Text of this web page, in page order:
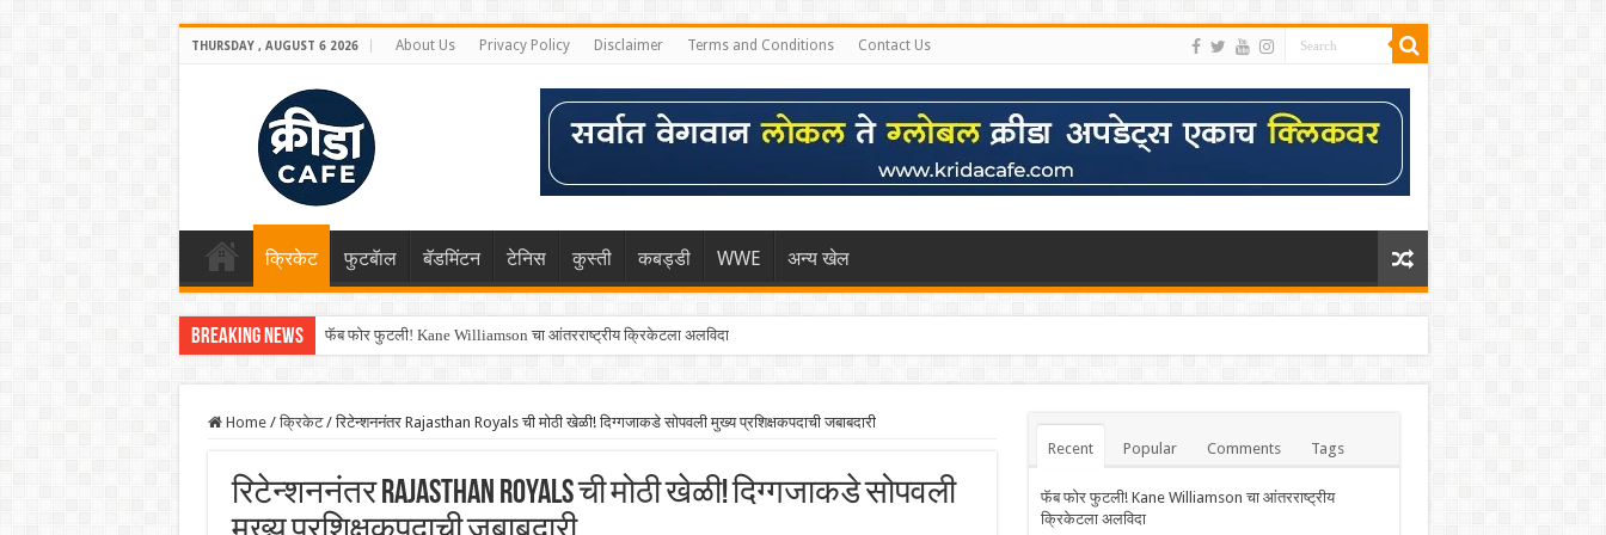
THURSDAY , AUGUST 6 2026 About Us Privacy Policy Disclaimer Terms and Conditions Contact Us
क्रिकेट फुटबॅाल बॅडमिंटन टेनिस कुस्ती कबड्डी WWE अन्य खेल
Breaking News फॅब फोर फुटली! Kane Williamson चा आंतरराष्ट्रीय क्रिकेटला अलविदा
Home / क्रिकेट / रिटेन्शननंतर Rajasthan Royals ची मोठी खेळी! दिग्गजाकडे सोपवली मुख्य प्रशिक्षकपदाची जबाबदारी
रिटेन्शननंतर Rajasthan Royals ची मोठी खेळी! दिग्गजाकडे सोपवली
Recent Popular Comments Tags
फॅब फोर फुटली! Kane Williamson चा आंतरराष्ट्रीय
क्रिकेटला अलविदा